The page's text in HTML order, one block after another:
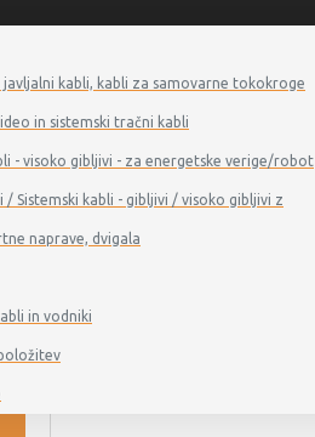
javljalni kabli, kabli za samovarne tokokroge
in sistemski tračni kabli
- visoko gibljivi - za energetske verige/robot
Sistemski kabli - gibljivi / visoko gibljivi z
naprave, dvigala
in vodniki